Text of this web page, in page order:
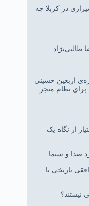
در کربلا چه
اربعین حسینی
نظام منجر
از نگاه یک
صدا و سیما
تاریخی یا
نیستند؟